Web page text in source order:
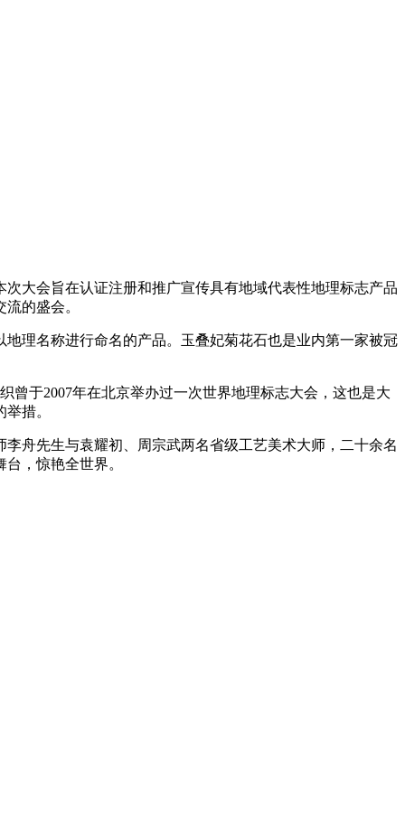
大会旨在认证注册和推广宣传具有地域代表性地理标志产品
的盛会。
地理名称进行命名的产品。玉叠妃菊花石也是业内第一家被冠
曾于2007年在北京举办过一次世界地理标志大会，这也是大
措。
李舟先生与袁耀初、周宗武两名省级工艺美术大师，二十余名
，惊艳全世界。